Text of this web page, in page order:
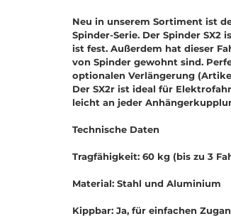
Neu in unserem Sortiment ist
Spinder-Serie. Der Spinder SX2
ist fest. Außerdem hat dieser
von Spinder gewohnt sind.
optionalen Verlängerung
Der SX2r ist ideal für
leicht an jeder
Technische Daten
Tragfähigkeit: 60 kg (bis zu 3
Material: Stahl und Aluminium
Kippbar: Ja, für einfachen